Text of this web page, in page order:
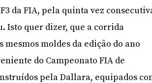
da FIA, pela quinta vez
Isto quer dizer, que a corrida
moldes da edição do ano
do Campeonato FIA de
pela Dallara, equipados